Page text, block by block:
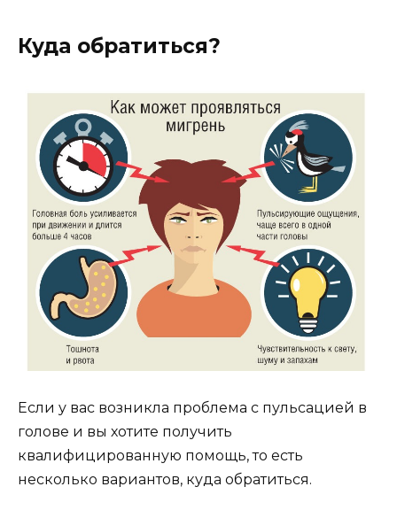
Куда обратиться?
Если у вас возникла проблема с пульсацией в
голове и вы хотите получить
квалифицированную помощь, то есть
несколько вариантов, куда обратиться.